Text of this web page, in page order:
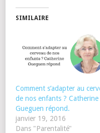
SIMILAIRE
Comment s’adapter au
de nos enfants ? Catherine
Gueguen répond.
janvier 19, 2016
Dans "Parentalité"